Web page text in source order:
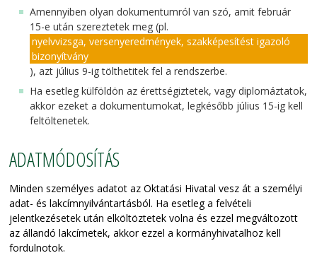
Amennyiben olyandokumentumról van szó, amit február
15-e után szereztetek meg (pl.
nyelvvizsga, versenyeredmények, szakképesítést igazoló
bizonyítvány
), azt július 9-igtölthetitek fel a rendszerbe.
Ha esetlegkülföldön az érettségiztetek, vagy diplomáztatok,
akkor ezeket a dokumentumokat, legkésőbb július 15-ig kell
feltöltenetek.
ADATMÓDOSÍTÁS
Minden személyes adatot az Oktatási Hivatal vesz át a személyi
adat- és lakcímnyilvántartásból. Ha esetleg a felvételi
jelentkezésetek után elköltöztetek volna és ezzel megváltozott
az állandó lakcímetek, akkor ezzel a kormányhivatalhoz kell
fordulnotok.